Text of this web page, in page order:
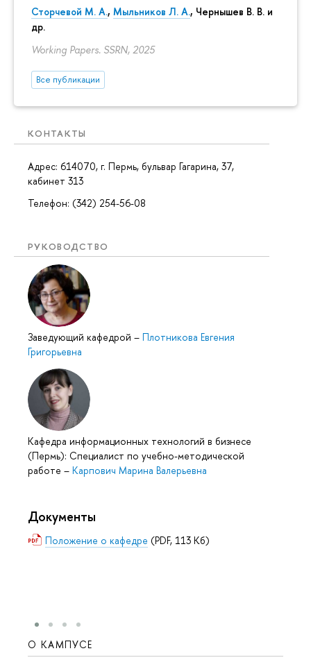
Сторчевой М. А., Мыльников Л. А., Чернышев В. В. и
др.
Working Papers. SSRN, 2025
Все публикации
КОНТАКТЫ
Адрес: 614070, г. Пермь, бульвар Гагарина, 37,
кабинет 313
Телефон: (342) 254-56-08
РУКОВОДСТВО
Заведующий кафедрой – Плотникова Евгения
Григорьевна
Кафедра информационных технологий в бизнесе
(Пермь): Специалист по учебно-методической
работе – Карпович Марина Валерьевна
Документы
Положение о кафедре (PDF, 113 Кб)
О КАМПУСЕ